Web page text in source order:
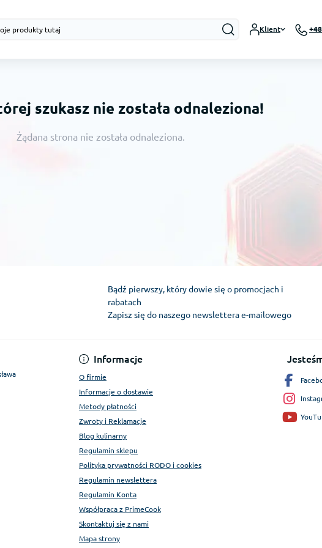
Klient
szukasz nie została odnaleziona!
Żądana strona nie została odnaleziona.
Bądź pierwszy, który dowie się o promocjach i
rabatach
Zapisz się do naszego newslettera e-mailowego
Regulamin Konta
Informacje
O firmie
Informacje o dostawie
Metody płatności
Zwroty i Reklamacje
Blog kulinarny
Regulamin sklepu
Polityka prywatności RODO i cookies
Regulamin newslettera
Regulamin Konta
Współpraca z PrimeCook
Skontaktuj się z nami
Mapa strony